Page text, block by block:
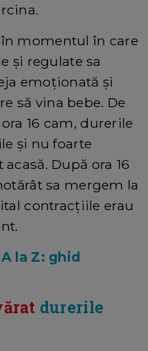
momentul în care
și regulate sa
emoționată și
să vina bebe. De
16 cam, durerile
și nu foarte
După ora 16
sa mergem la
contracțiile erau
la Z: ghid
durerile